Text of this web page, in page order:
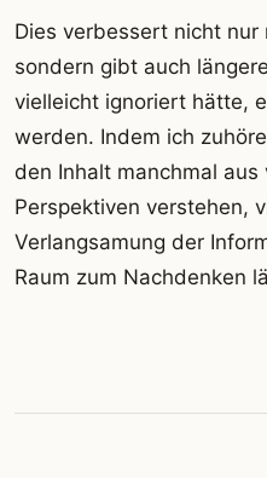
Dies verbessert nicht nur
sondern gibt auch
vielleicht ignoriert hätte,
werden. Indem ich
den Inhalt manchmal aus
Perspektiven verstehen,
Verlangsamung der
Raum zum Nachdenken